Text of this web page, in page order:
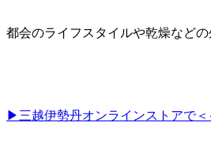
都会のライフスタイルや乾燥など
▶三越伊勢丹オンラインストアで